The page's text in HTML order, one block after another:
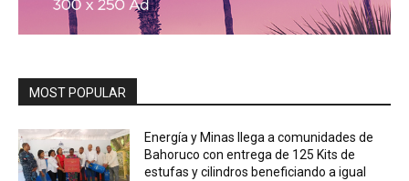
MOST POPULAR
Energía y Minas llega a comunidades de
Bahoruco con entrega de 125 Kits de
estufas y cilindros beneficiando a igual